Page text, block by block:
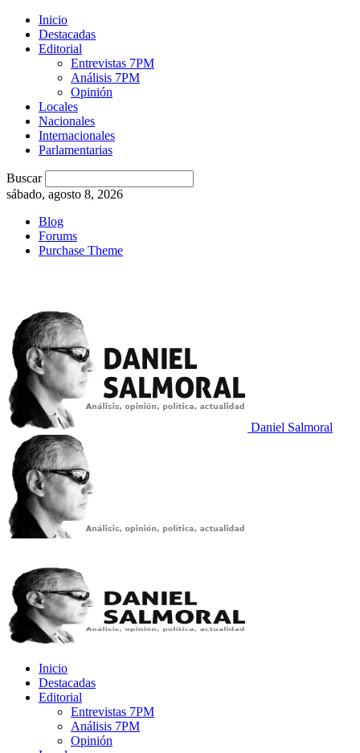
Inicio
Destacadas
Editorial
Entrevistas 7PM
Análisis 7PM
Opinión
Locales
Nacionales
Internacionales
Parlamentarias
Buscar
sábado, agosto 8, 2026
Blog
Forums
Purchase Theme
Daniel Salmoral
Inicio
Destacadas
Editorial
Entrevistas 7PM
Análisis 7PM
Opinión